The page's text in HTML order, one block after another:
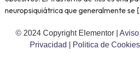
neuropsiquiátrica que generalmente se
© 2024 Copyright Elementor | Aviso
Privacidad
Politica de Cookies